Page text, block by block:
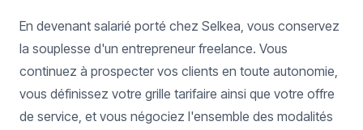
En devenant salarié porté chez Selkea, vous conservez
la souplesse d'un entrepreneur freelance. Vous
continuez à prospecter vos clients en toute autonomie,
vous définissez votre grille tarifaire ainsi que votre offre
de service, et vous négociez l'ensemble des modalités